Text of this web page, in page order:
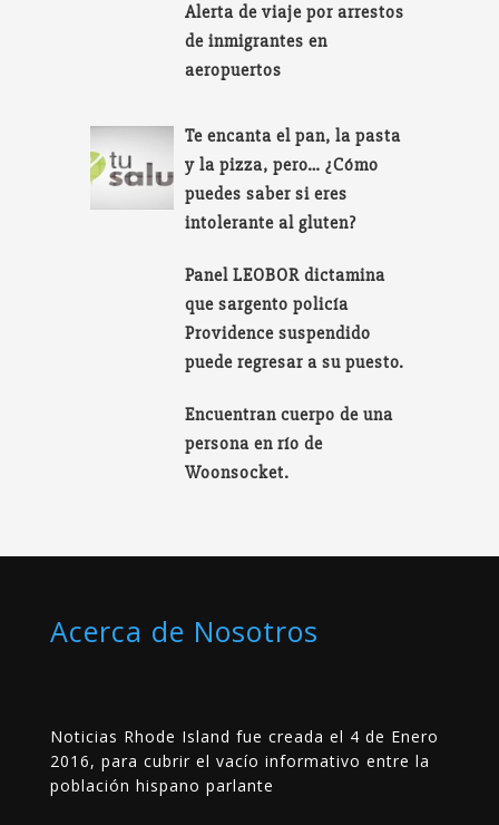
Alerta de viaje por arrestos
de inmigrantes en
aeropuertos
Te encanta el pan, la pasta
y la pizza, pero… ¿Cómo
puedes saber si eres
intolerante al gluten?
Panel LEOBOR dictamina
que sargento policía
Providence suspendido
puede regresar a su puesto.
Encuentran cuerpo de una
persona en río de
Woonsocket.
Acerca de Nosotros
Noticias Rhode Island fue creada el 4 de Enero
2016, para cubrir el vacío informativo entre la
población hispano parlante